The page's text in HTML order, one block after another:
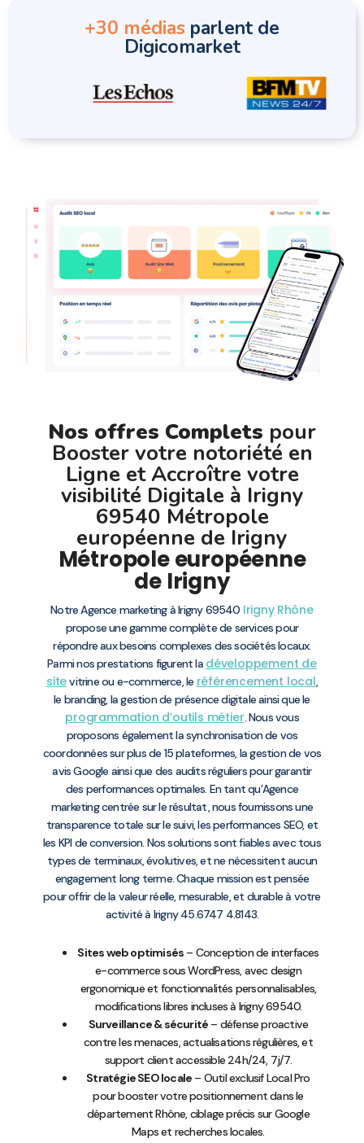
+30 médias parlent de
Digicomarket
Nos offres Complets pour
Booster votre notoriété en
Ligne et Accroître votre
visibilité Digitale à Irigny
69540 Métropole
européenne de Irigny
Métropole européenne
de Irigny
Notre Agence marketing à Irigny 69540 Irigny Rhône
propose une gamme complète de services pour
répondre aux besoins complexes des sociétés locaux.
Parmi nos prestations figurent la développement de
sitevitrine ou e-commerce, le référencement local,
le branding, la gestion de présence digitale ainsi que le
programmation d’outils métier. Nous vous
proposons également la synchronisation de vos
coordonnées sur plus de 15 plateformes, la gestion de vos
avis Google ainsi que des audits réguliers pour garantir
des performances optimales. En tant qu’Agence
marketing centrée sur le résultat, nous fournissons une
transparence totale sur le suivi, les performances SEO, et
les KPI de conversion. Nos solutions sont fiables avec tous
types de terminaux, évolutives, et ne nécessitent aucun
engagement long terme. Chaque mission est pensée
pour offrir de la valeur réelle, mesurable, et durable à votre
activité à Irigny 45.6747 4.8143.
Sites web optimisés – Conception de interfaces
e-commerce sous WordPress, avec design
ergonomique et fonctionnalités personnalisables,
modifications libres incluses à Irigny 69540.
Surveillance & sécurité – défense proactive
contre les menaces, actualisations régulières, et
support client accessible 24h/24, 7j/7.
Stratégie SEO locale – Outil exclusif Local Pro
pour booster votre positionnement dans le
département Rhône, ciblage précis sur Google
Maps et recherches locales.